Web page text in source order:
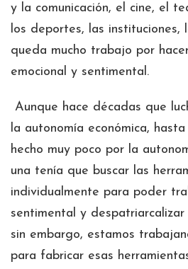
y la comunicación, el cine, el
los deportes, las instituciones,
queda mucho trabajo por
emocional y sentimental.
Aunque hace décadas que
la autonomía económica,
hecho muy poco por la
una tenía que buscar las
individualmente para poder
sentimental y despatriarcalizar
sin embargo, estamos
para fabricar esas